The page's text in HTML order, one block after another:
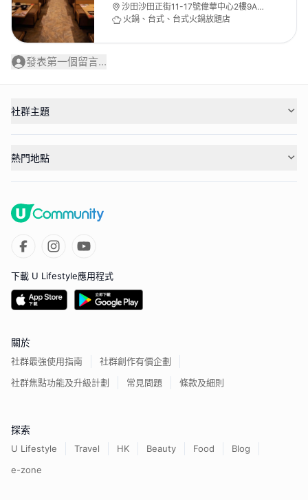
沙田沙田正街11-17號偉華中心2樓9A-
9B號舖
火鍋、台式、台式火鍋放題店
發表第一個留言...
社群主題
熱門地點
下載 U Lifestyle應用程式
關於
社群最強使用指南
社群創作有價企劃
社群焦點功能及升級計劃
常見問題 條款及細則
探索
U Lifestyle Travel HK Beauty Food
Blog
e-zone